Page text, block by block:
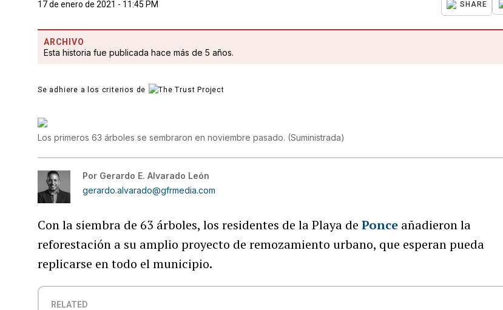
17 de enero de 2021 - 11:45 PM SHARE
ARCHIVO
Esta historia fue publicada hace más de 5 años.
Se adhiere a los criterios de
Los primeros 63 árboles se sembraron en noviembre pasado. (Suministrada)
Por Gerardo E. Alvarado León
gerardo.alvarado@gfrmedia.com
Con la siembra de 63 árboles, los residentes de la Playa dePonce añadieron la
reforestación a su amplio proyecto de remozamiento urbano, que esperan pueda
replicarse en todo el municipio.
RELATED